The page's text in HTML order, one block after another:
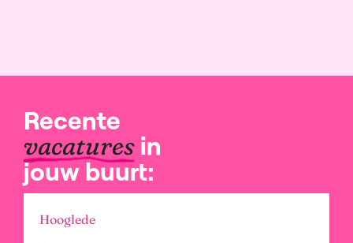
Recente
vacatures in
jouw buurt:
Hooglede